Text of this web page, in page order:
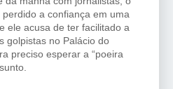
a confiança em uma
ele acusa de ter facilitado a
golpistas no Palácio do
preciso esperar a “poeira